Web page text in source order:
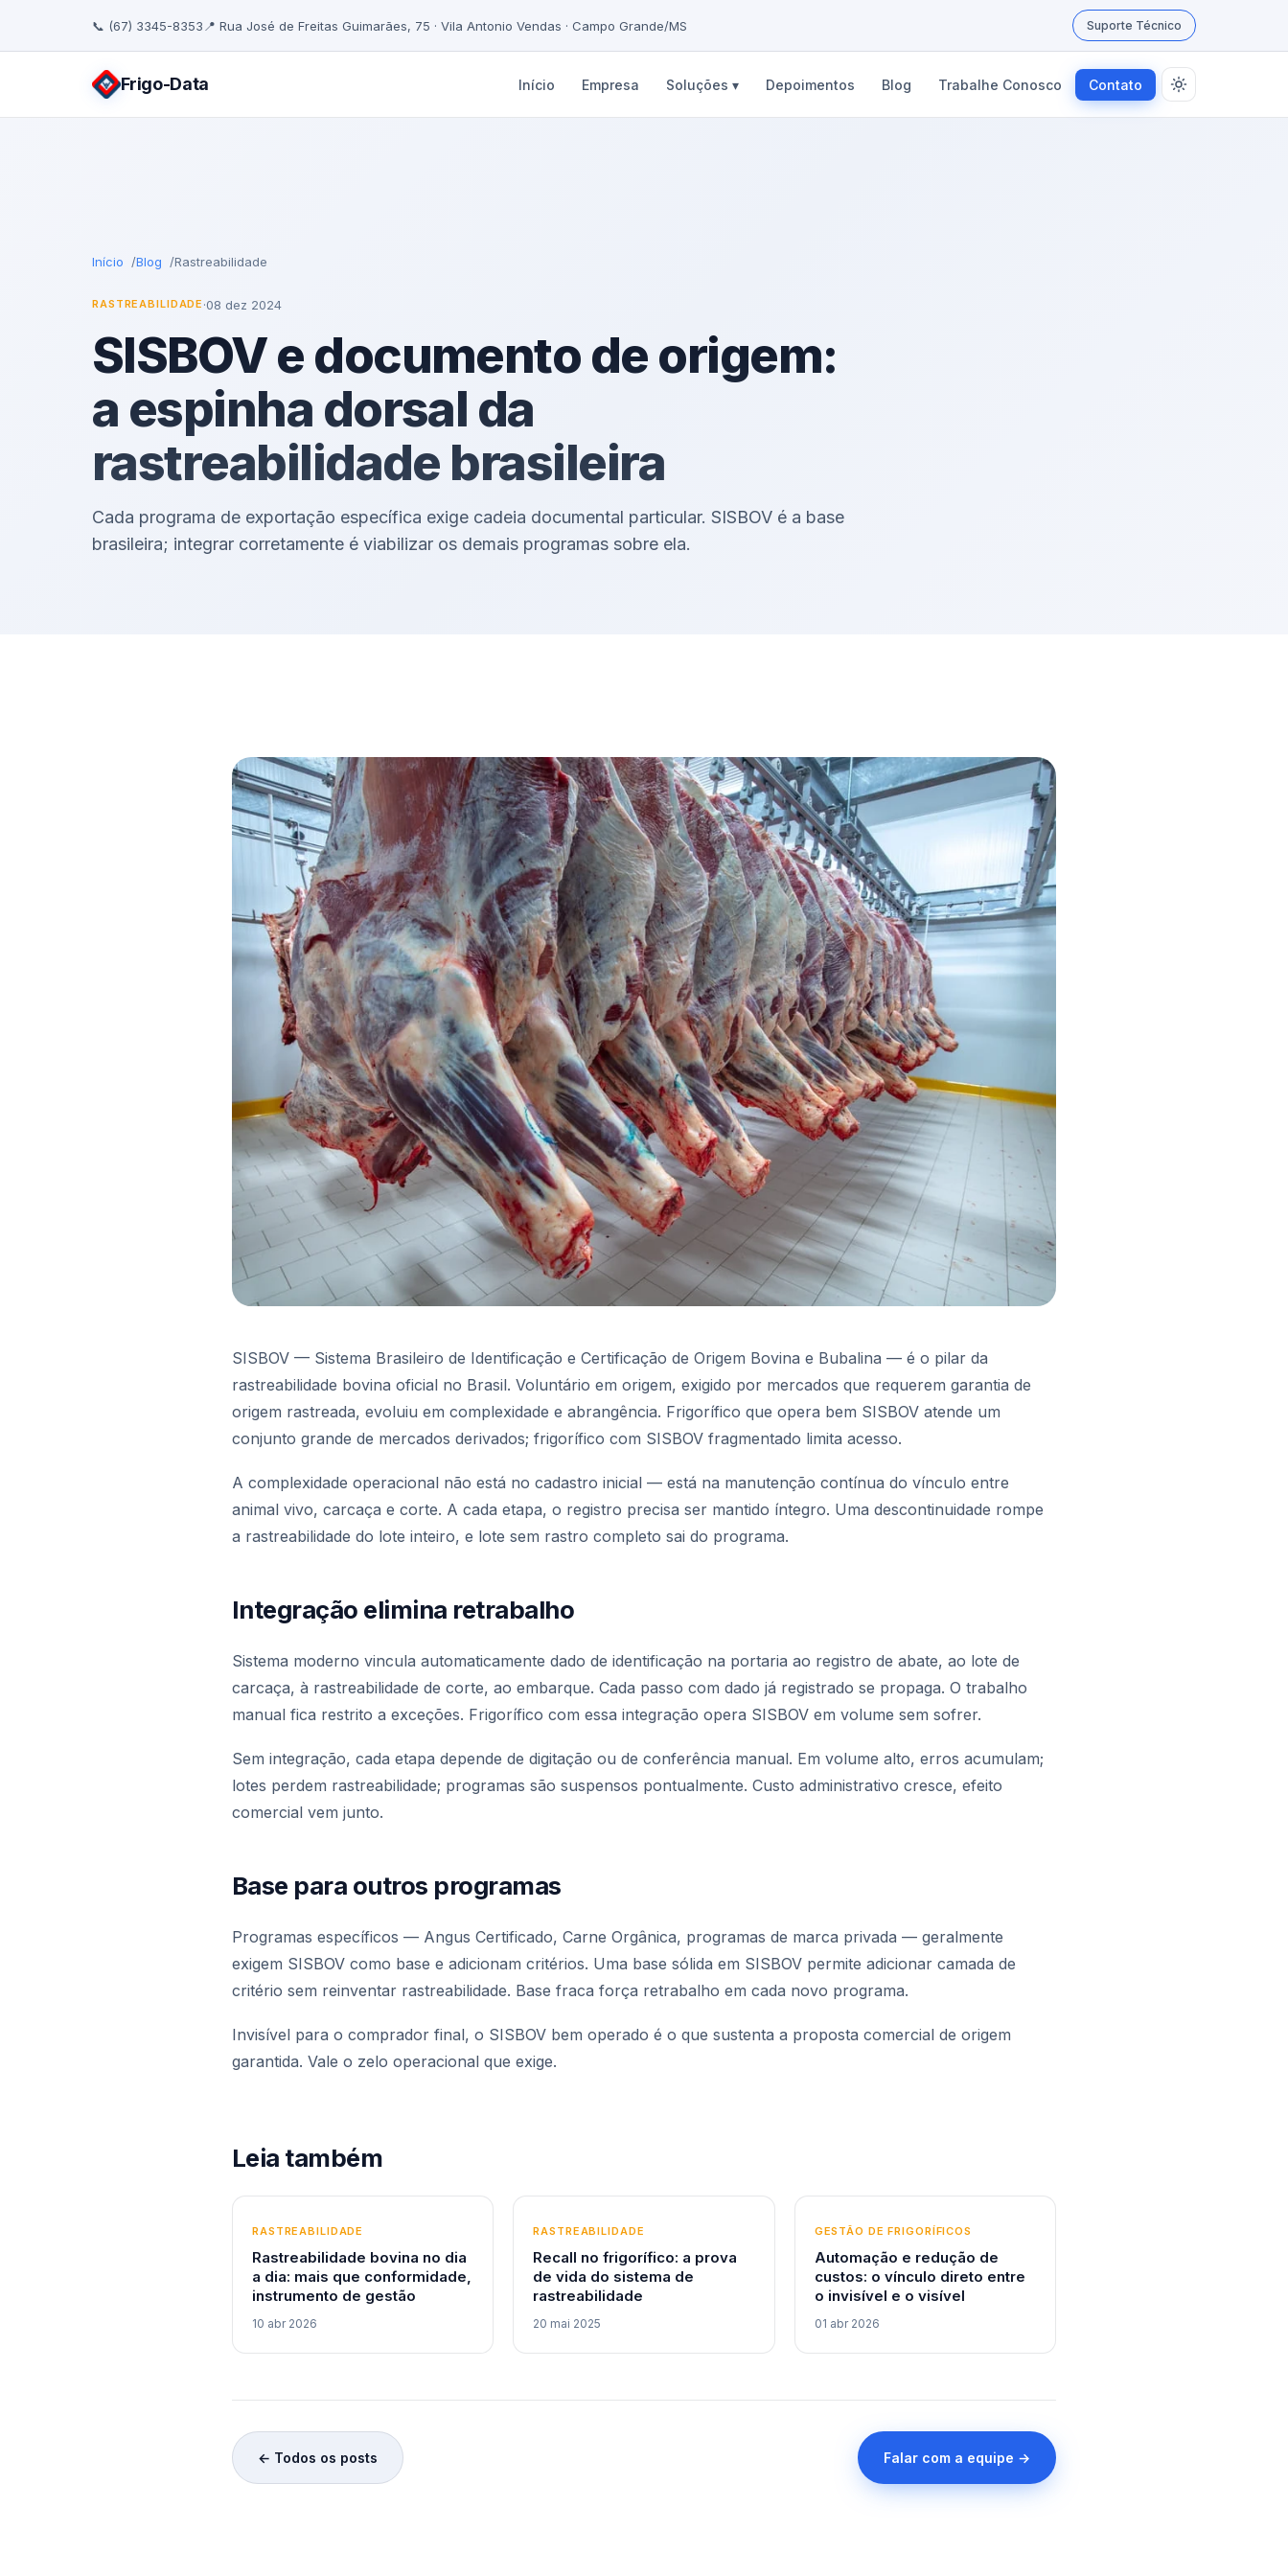
📞 (67) 3345-8353 📍 Rua José de Freitas Guimarães, 75 · Vila Antonio Vendas · Campo Grande/MS Suporte Técnico
Frigo-Data Início Empresa Soluções ▾ Depoimentos Blog Trabalhe Conosco Contato
Início Blog Rastreabilidade
RASTREABILIDADE ·08 dez 2024
SISBOV e documento de origem:
a espinha dorsal da
rastreabilidade brasileira
Cada programa de exportação específica exige cadeia documental particular. SISBOV é a base
brasileira; integrar corretamente é viabilizar os demais programas sobre ela.
SISBOV — Sistema Brasileiro de Identificação e Certificação de Origem Bovina e Bubalina — é o pilar da
rastreabilidade bovina oficial no Brasil. Voluntário em origem, exigido por mercados que requerem garantia de
origem rastreada, evoluiu em complexidade e abrangência. Frigorífico que opera bem SISBOV atende um
conjunto grande de mercados derivados; frigorífico com SISBOV fragmentado limita acesso.
A complexidade operacional não está no cadastro inicial — está na manutenção contínua do vínculo entre
animal vivo, carcaça e corte. A cada etapa, o registro precisa ser mantido íntegro. Uma descontinuidade rompe
a rastreabilidade do lote inteiro, e lote sem rastro completo sai do programa.
Integração elimina retrabalho
Sistema moderno vincula automaticamente dado de identificação na portaria ao registro de abate, ao lote de
carcaça, à rastreabilidade de corte, ao embarque. Cada passo com dado já registrado se propaga. O trabalho
manual fica restrito a exceções. Frigorífico com essa integração opera SISBOV em volume sem sofrer.
Sem integração, cada etapa depende de digitação ou de conferência manual. Em volume alto, erros acumulam;
lotes perdem rastreabilidade; programas são suspensos pontualmente. Custo administrativo cresce, efeito
comercial vem junto.
Base para outros programas
Programas específicos — Angus Certificado, Carne Orgânica, programas de marca privada — geralmente
exigem SISBOV como base e adicionam critérios. Uma base sólida em SISBOV permite adicionar camada de
critério sem reinventar rastreabilidade. Base fraca força retrabalho em cada novo programa.
Invisível para o comprador final, o SISBOV bem operado é o que sustenta a proposta comercial de origem
garantida. Vale o zelo operacional que exige.
Leia também
RASTREABILIDADE
Rastreabilidade bovina no dia
a dia: mais que conformidade,
instrumento de gestão
10 abr 2026
RASTREABILIDADE
Recall no frigorífico: a prova
de vida do sistema de
rastreabilidade
20 mai 2025
GESTÃO DE FRIGORÍFICOS
Automação e redução de
custos: o vínculo direto entre
o invisível e o visível
01 abr 2026
← Todos os posts Falar com a equipe →